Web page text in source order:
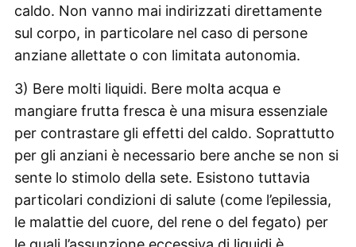
caldo. Non vanno mai indirizzati direttamente
sul corpo, in particolare nel caso di persone
anziane allettate o con limitata autonomia.
3) Bere molti liquidi. Bere molta acqua e
mangiare frutta fresca è una misura essenziale
per contrastare gli effetti del caldo. Soprattutto
per gli anziani è necessario bere anche se non si
sente lo stimolo della sete. Esistono tuttavia
particolari condizioni di salute (come l’epilessia,
le malattie del cuore, del rene o del fegato) per